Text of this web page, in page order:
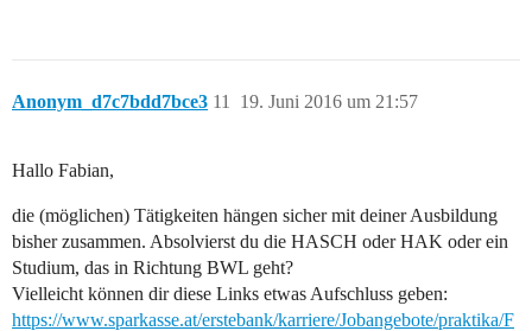
Anonym_d7c7bdd7bce3 19. Juni 2016 um 21:57
11
Hallo Fabian,
die (möglichen) Tätigkeiten hängen sicher mit deiner Ausbildung
bisher zusammen. Absolvierst du die HASCH oder HAK oder ein
Studium, das in Richtung BWL geht?
Vielleicht können dir diese Links etwas Aufschluss geben:
https://www.sparkasse.at/erstebank/karriere/Jobangebote/praktika/F